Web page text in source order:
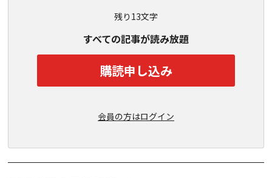
残り13文字
すべての記事が読み放題
購読申し込み
会員の方はログイン